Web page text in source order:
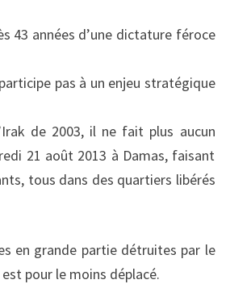
43 années d’une dictature féroce
pas à un enjeu stratégique
de 2003, il ne fait plus aucun
21 août 2013 à Damas, faisant
tous dans des quartiers libérés
en grande partie détruites par le
pour le moins déplacé.